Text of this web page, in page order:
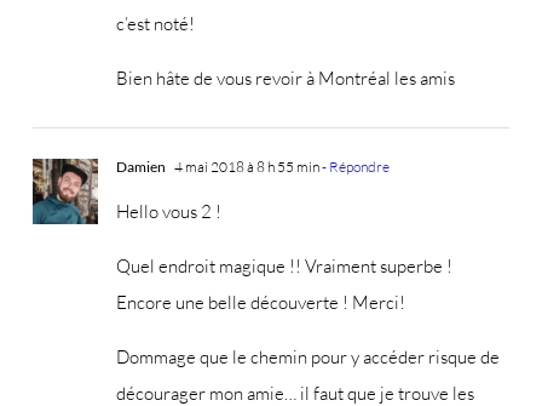
c’est noté!
Bien hâte de vous revoir à Montréal les amis
Damien 4 mai 2018 à 8 h 55 min- Répondre
Hello vous 2 !
Quel endroit magique !! Vraiment superbe !
Encore une belle découverte ! Merci!
Dommage que le chemin pour y accéder risque de
décourager mon amie… il faut que je trouve les